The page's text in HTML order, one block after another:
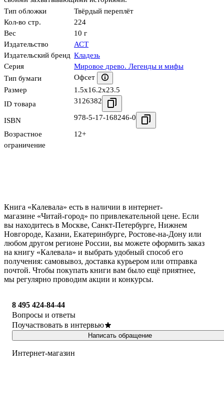
Тип обложки
Твёрдый переплёт
Кол-во стр.
224
Вес
10 г
Издательство
АСТ
Издательский бренд Кладезь
Серия
Мировое древо. Легенды и мифы
Тип бумаги
Офсет
Размер
1.5x16.2x23.5
ID товара
3126382
ISBN 978-5-17-168246-0
Возрастное
ограничение
12+
Книга «Калевала» есть в наличии в интернет-
магазине «Читай-город» по привлекательной цене. Если
вы находитесь в Москве, Санкт-Петербурге, Нижнем
Новгороде, Казани, Екатеринбурге, Ростове-на-Дону или
любом другом регионе России, вы можете оформить заказ
на книгу «Калевала» и выбрать удобный способ его
получения: самовывоз, доставка курьером или отправка
почтой. Чтобы покупать книги вам было ещё приятнее,
мы регулярно проводим акции и конкурсы.
8 495 424-84-44
Вопросы и ответы
Поучаствовать в интервью
Написать обращение
Интернет-магазин